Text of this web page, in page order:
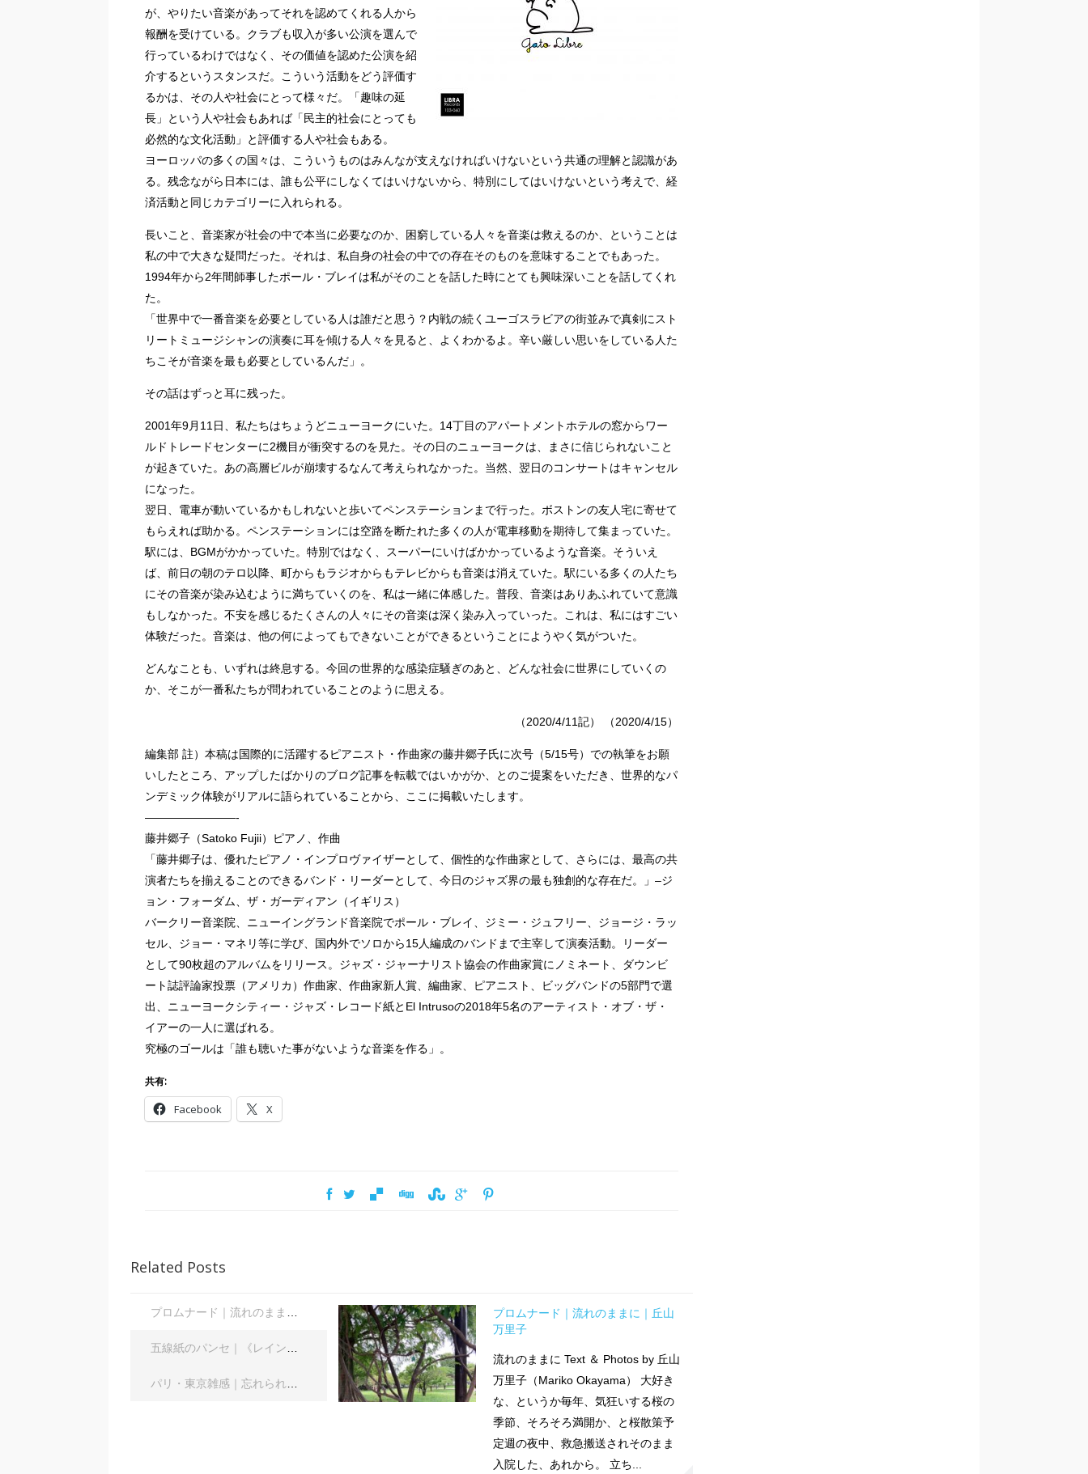
が、やりたい音楽があってそれを認めてくれる人から
報酬を受けている。クラブも収入が多い公演を選んで
行っているわけではなく、その価値を認めた公演を紹
介するというスタンスだ。こういう活動をどう評価す
るかは、その人や社会にとって様々だ。「趣味の延
長」という人や社会もあれば「民主的社会にとっても
必然的な文化活動」と評価する人や社会もある。
ヨーロッパの多くの国々は、こういうものはみんなが支えなければいけないという共通の理解と認識があ
る。残念ながら日本には、誰も公平にしなくてはいけないから、特別にしてはいけないという考えで、経
済活動と同じカテゴリーに入れられる。
長いこと、音楽家が社会の中で本当に必要なのか、困窮している人々を音楽は救えるのか、ということは
私の中で大きな疑問だった。それは、私自身の社会の中での存在そのものを意味することでもあった。
1994年から2年間師事したポール・ブレイは私がそのことを話した時にとても興味深いことを話してくれ
た。
「世界中で一番音楽を必要としている人は誰だと思う？内戦の続くユーゴスラビアの街並みで真剣にスト
リートミュージシャンの演奏に耳を傾ける人々を見ると、よくわかるよ。辛い厳しい思いをしている人た
ちこそが音楽を最も必要としているんだ」。
その話はずっと耳に残った。
2001年9月11日、私たちはちょうどニューヨークにいた。14丁目のアパートメントホテルの窓からワー
ルドトレードセンターに2機目が衝突するのを見た。その日のニューヨークは、まさに信じられないこと
が起きていた。あの高層ビルが崩壊するなんて考えられなかった。当然、翌日のコンサートはキャンセル
になった。
翌日、電車が動いているかもしれないと歩いてペンステーションまで行った。ボストンの友人宅に寄せて
もらえれば助かる。ペンステーションには空路を断たれた多くの人が電車移動を期待して集まっていた。
駅には、BGMがかかっていた。特別ではなく、スーパーにいけばかかっているような音楽。そういえ
ば、前日の朝のテロ以降、町からもラジオからもテレビからも音楽は消えていた。駅にいる多くの人たち
にその音楽が染み込むように満ちていくのを、私は一緒に体感した。普段、音楽はありあふれていて意識
もしなかった。不安を感じるたくさんの人々にその音楽は深く染み入っていった。これは、私にはすごい
体験だった。音楽は、他の何によってもできないことができるということにようやく気がついた。
どんなことも、いずれは終息する。今回の世界的な感染症騒ぎのあと、どんな社会に世界にしていくの
か、そこが一番私たちが問われていることのように思える。
（2020/4/11記） （2020/4/15）
編集部 註）本稿は国際的に活躍するピアニスト・作曲家の藤井郷子氏に次号（5/15号）での執筆をお願
いしたところ、アップしたばかりのブログ記事を転載ではいかがか、とのご提案をいただき、世界的なパ
ンデミック体験がリアルに語られていることから、ここに掲載いたします。
————————-
藤井郷子（Satoko Fujii）ピアノ、作曲
「藤井郷子は、優れたピアノ・インプロヴァイザーとして、個性的な作曲家として、さらには、最高の共
演者たちを揃えることのできるバンド・リーダーとして、今日のジャズ界の最も独創的な存在だ。」–ジ
ョン・フォーダム、ザ・ガーディアン（イギリス）
バークリー音楽院、ニューイングランド音楽院でポール・ブレイ、ジミー・ジュフリー、ジョージ・ラッ
セル、ジョー・マネリ等に学び、国内外でソロから15人編成のバンドまで主宰して演奏活動。リーダー
として90枚超のアルバムをリリース。ジャズ・ジャーナリスト協会の作曲家賞にノミネート、ダウンビ
ート誌評論家投票（アメリカ）作曲家、作曲家新人賞、編曲家、ピアニスト、ビッグバンドの5部門で選
出、ニューヨークシティー・ジャズ・レコード紙とEl Intrusoの2018年5名のアーティスト・オブ・ザ・
イアーの一人に選ばれる。
究極のゴールは「誰も聴いた事がないような音楽を作る」。
共有:
Facebook X
Related Posts
パリ・東京雑感｜忘れられた「音楽の力」に脳科学の助け船 ｜松浦茂長
プロムナード｜流れのままに｜丘山
万里子
流れのままに Text ＆ Photos by 丘山
万里子（Mariko Okayama） 大好き
な、というか毎年、気狂いする桜の
季節、そろそろ満開か、と桜散策予
定週の夜中、救急搬送されそのまま
入院した、あれから。 立ち...